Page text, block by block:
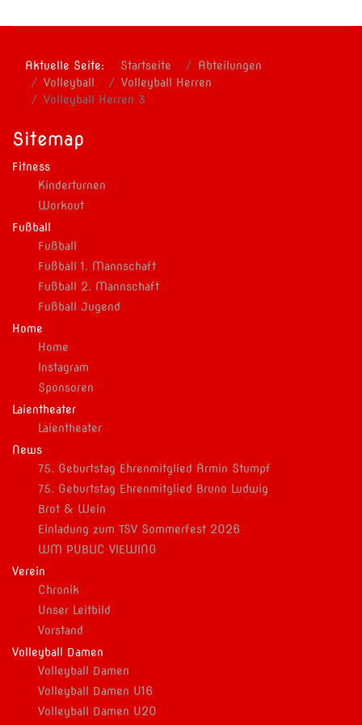
Aktuelle Seite: Startseite
Abteilungen
Volleyball
Volleyball Herren
Volleyball Herren 3
Sitemap
Fitness
Kinderturnen
Workout
Fußball
Fußball
Fußball 1. Mannschaft
Fußball 2. Mannschaft
Fußball Jugend
Home
Home
Instagram
Sponsoren
Laientheater
Laientheater
News
75. Geburtstag Ehrenmitglied Armin Stumpf
75. Geburtstag Ehrenmitglied Bruno Ludwig
Brot & Wein
Einladung zum TSV Sommerfest 2026
WM PUBLIC VIEWING
Verein
Chronik
Unser Leitbild
Vorstand
Volleyball Damen
Volleyball Damen
Volleyball Damen U16
Volleyball Damen U20